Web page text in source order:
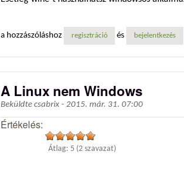
a hozzászóláshoz regisztráció és bejelentkezés
A Linux nem Windows
Beküldte csabrix - 2015. már. 31. 07:00
Értékelés:
Átlag: 5 (2 szavazat)